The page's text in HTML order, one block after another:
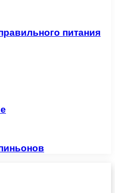
питания